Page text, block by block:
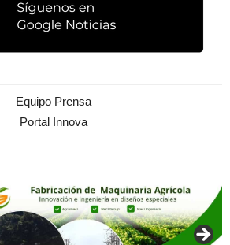
Equipo Prensa
Portal Innova